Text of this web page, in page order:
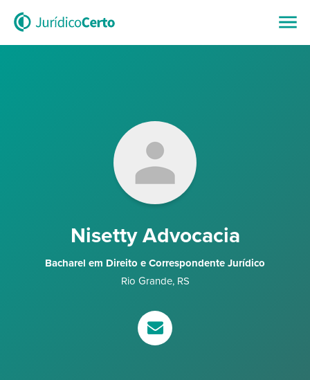
Nisetty Advocacia
Bacharel em Direito e Correspondente Jurídico
Rio Grande, RS